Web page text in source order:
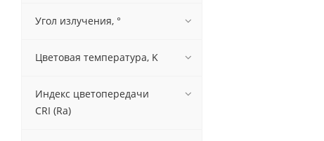
Угол излучения, °
Цветовая температура, K
Индекс цветопередачи
CRI (Ra)